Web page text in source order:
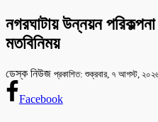
নগরঘাটায় উন্নয়ন পরিকল্পনা
মতবিনিময়
ডেস্ক নিউজ প্রকাশিত: শুক্রবার, ৭ আগস্ট,
Facebook